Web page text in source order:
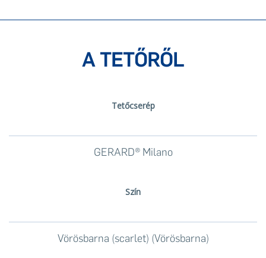
A TETŐRŐL
Tetőcserép
GERARD® Milano
Szín
Vörösbarna (scarlet) (Vörösbarna)